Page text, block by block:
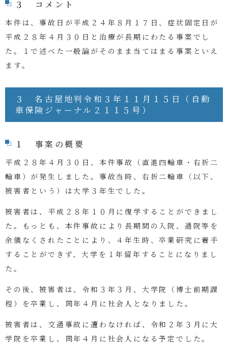
３ コメント
本件は、事故日が平成２４年８月１７日、症状固定日が
平成２８年４月３０日と治療が長期にわたる事案でし
た。１で述べた一般論がそのまま当てはまる事案といえ
ます。
３ 名古屋地判令和３年１１月１５日（自動
車保険ジャーナル２１１５号）
１ 事案の概要
平成２８年４月３０日、本件事故（直進四輪車・右折二
輪車）が発生しました。事故当時、右折二輪車（以下、
被害者という）は大学３年生でした。
被害者は、平成２８年１０月に復学することができまし
た。もっとも、本件事故により長期間の入院、通院等を
余儀なくされたことにより、４年生時、卒業研究に着手
することができず、大学を１年留年することになりまし
た。
その後、被害者は、令和３年３月、大学院（博士前期課
程）を卒業し、同年４月に社会人となりました。
被害者は、交通事故に遭わなければ、令和２年３月に大
学院を卒業し、同年４月に社会人になる予定でした。